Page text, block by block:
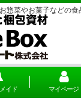
惣菜やお菓子などの食
イド マイページ